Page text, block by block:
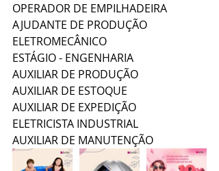
OPERADOR DE EMPILHADEIRA
AJUDANTE DE PRODUÇÃO
ELETROMECÂNICO
ESTÁGIO - ENGENHARIA
AUXILIAR DE PRODUÇÃO
AUXILIAR DE ESTOQUE
AUXILIAR DE EXPEDIÇÃO
ELETRICISTA INDUSTRIAL
AUXILIAR DE MANUTENÇÃO